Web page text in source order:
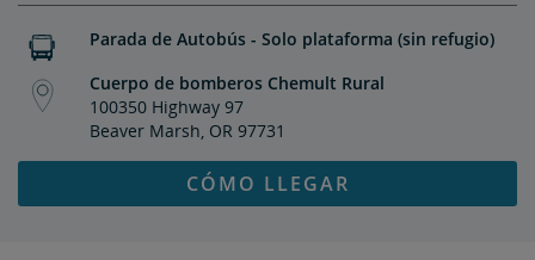
Parada de Autobús - Solo plataforma (sin refugio)
Cuerpo de bomberos Chemult Rural
100350 Highway 97
Beaver Marsh, OR 97731
CÓMO LLEGAR